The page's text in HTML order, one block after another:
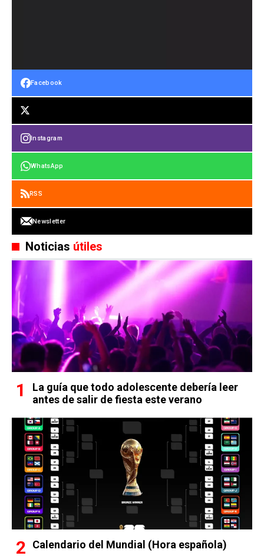
Facebook
Instagram
WhatsApp
RSS
Newsletter
Noticias útiles
La guía que todo adolescente debería leer
antes de salir de fiesta este verano
Calendario del Mundial (Hora española)